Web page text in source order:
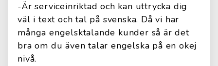
-Är serviceinriktad och kan uttrycka dig
väl i text och tal på svenska. Då vi har
många engelsktalande kunder så är det
bra om du även talar engelska på en okej
nivå.